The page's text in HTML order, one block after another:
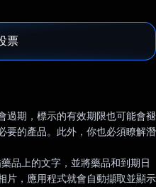
票
過期，標示的有效期限也可能會褪
要的產品。此外，你也必須瞭解潛
品上的文字，並將藥品和到期日
片，應用程式就會自動擷取並顯示